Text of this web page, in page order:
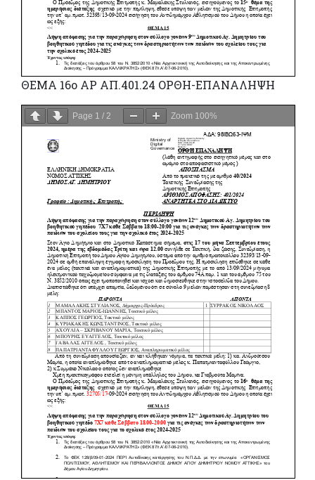
ΘΕΜΑ 16ο ΑΡ ΑΠ.401.24 ΟΡΘΗ-ΕΠΑΝΑΛΗΨΗ
Page 1 / 2 Zoom 100%